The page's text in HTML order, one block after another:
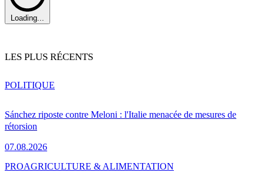
Loading...
LES PLUS RÉCENTS
Sánchez riposte contre Meloni : l'Italie menacée de mesures de
rétorsion
07.08.2026
POLITIQUE
PROAGRICULTURE & ALIMENTATION